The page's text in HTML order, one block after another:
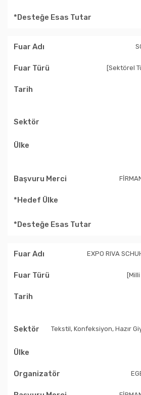
[Sektörel
EXPO RIVA
Tekstil, Konfeksiyon, Hazır